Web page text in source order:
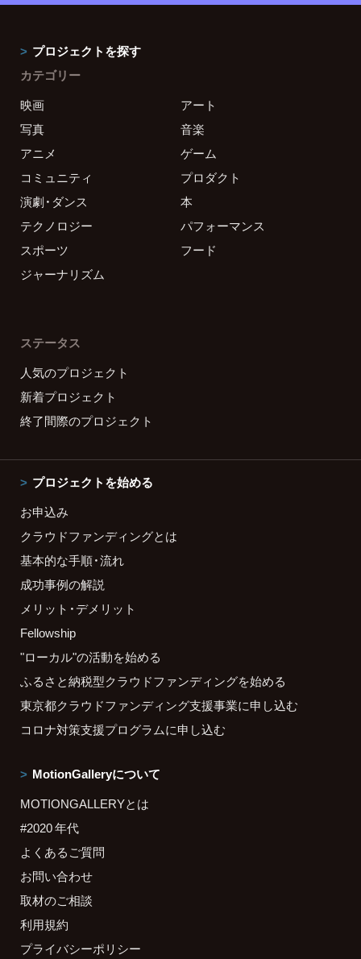
プロジェクトを探す
カテゴリー
映画
アート
写真
音楽
アニメ
ゲーム
コミュニティ
プロダクト
演劇・ダンス
本
テクノロジー
パフォーマンス
スポーツ
フード
ジャーナリズム
ステータス
人気のプロジェクト
新着プロジェクト
終了間際のプロジェクト
プロジェクトを始める
お申込み
クラウドファンディングとは
基本的な手順・流れ
成功事例の解説
メリット・デメリット
Fellowship
"ローカル"の活動を始める
ふるさと納税型クラウドファンディングを始める
東京都クラウドファンディング支援事業に申し込む
コロナ対策支援プログラムに申し込む
MotionGalleryについて
MOTIONGALLERYとは
#2020 年代
よくあるご質問
お問い合わせ
取材のご相談
利用規約
プライバシーポリシー